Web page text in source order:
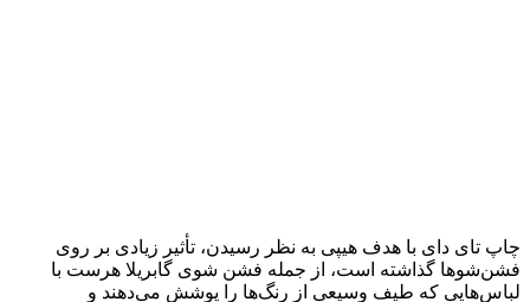
چاپ تای دای با هدف هیپی به نظر رسیدن، تأثیر زیادی بر روی
فشن‌شوها گذاشته است، از جمله فشن شوی گابریلا هرست با
لباس‌هایی که طیف وسیعی از رنگ‌ها را پوشش می‌دهند و